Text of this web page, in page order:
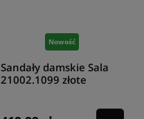
Nowość
Sandały damskie Sala
21002.1099 złote